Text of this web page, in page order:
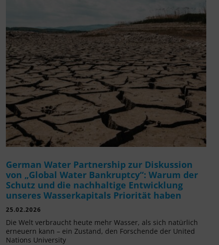
German Water Partnership zur Diskussion
von „Global Water Bankruptcy“: Warum der
Schutz und die nachhaltige Entwicklung
unseres Wasserkapitals Priorität haben
25.02.2026
Die Welt verbraucht heute mehr Wasser, als sich natürlich
erneuern kann – ein Zustand, den Forschende der United
Nations University